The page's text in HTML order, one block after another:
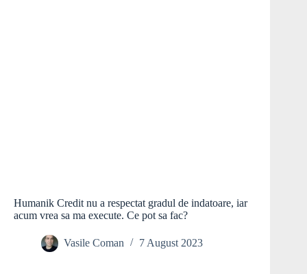
Humanik Credit nu a respectat gradul de indatoare, iar
acum vrea sa ma execute. Ce pot sa fac?
Vasile Coman 7 August 2023